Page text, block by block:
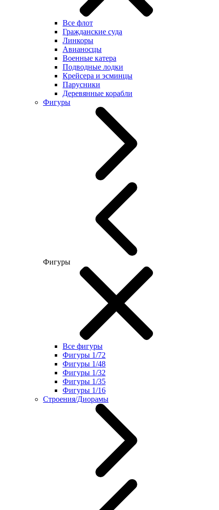
Все флот
Гражданские суда
Линкоры
Авианосцы
Военные катера
Подводные лодки
Крейсера и эсминцы
Парусники
Деревянные корабли
Фигуры
Фигуры
Все фигуры
Фигуры 1/72
Фигуры 1/48
Фигуры 1/32
Фигуры 1/35
Фигуры 1/16
Строения/Диорамы